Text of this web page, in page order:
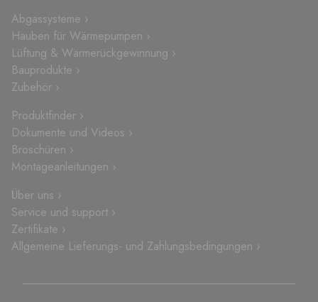
Abgassysteme ›
Hauben für Wärmepumpen ›
Lüftung & Wärmerückgewinnung ›
Bauprodukte ›
Zubehör ›
Produktfinder ›
Dokumente und Videos ›
Broschüren ›
Montageanleitungen ›
Über uns ›
Service und support ›
Zertifikate ›
Allgemeine Lieferungs- und Zahlungsbedingungen ›